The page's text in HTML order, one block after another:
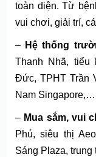
toàn diện. Từ
vui chơi, giải trí,
– Hệ thống
Thanh Nhã, tiểu
Đức, TPHT Trần
Nam Singapore,…
– Mua sắm, vui
Phú, siêu thị
Sáng Plaza, trung